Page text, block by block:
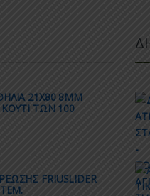
21Χ80 8ΜΜ
ΚΟΥΤΙ ΤΩΝ 100
FRIUSLIDER